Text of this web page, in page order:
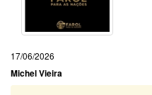
17/06/2026
Michel Vieira